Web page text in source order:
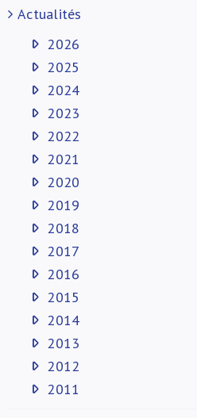
Actualités
2026
2025
2024
2023
2022
2021
2020
2019
2018
2017
2016
2015
2014
2013
2012
2011